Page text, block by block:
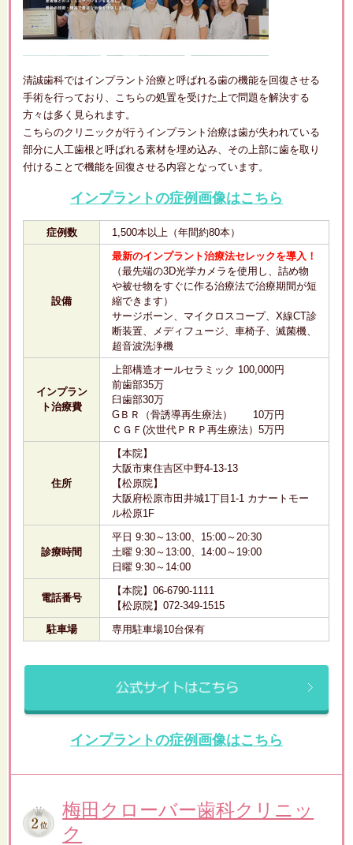
清誠歯科ではインプラント治療と呼ばれる歯の機能を回復させる
手術を行っており、こちらの処置を受けた上で問題を解決する
方々は多く見られます。
こちらのクリニックが行うインプラント治療は歯が失われている
部分に人工歯根と呼ばれる素材を埋め込み、その上部に歯を取り
付けることで機能を回復させる内容となっています。
インプラントの症例画像はこちら
症例数 1,500本以上（年間約80本）
設備
最新のインプラント治療法セレックを導入！
（最先端の3D光学カメラを使用し、詰め物
や被せ物をすぐに作る治療法で治療期間が短
縮できます）
サージボーン、マイクロスコープ、X線CT診
断装置、メディフュージ、車椅子、滅菌機、
超音波洗浄機
インプラン
ト治療費
上部構造オールセラミック 100,000円
前歯部35万
臼歯部30万
GＢＲ（骨誘導再生療法） 10万円
ＣＧＦ(次世代ＰＲＰ再生療法）5万円
住所
【本院】
大阪市東住吉区中野4-13-13
【松原院】
大阪府松原市田井城1丁目1-1 カナートモー
ル松原1F
診療時間
平日 9:30～13:00、15:00～20:30
土曜 9:30～13:00、14:00～19:00
日曜 9:30～14:00
電話番号
【本院】06-6790-1111
【松原院】072-349-1515
駐車場
専用駐車場10台保有
インプラントの症例画像はこちら
梅田クローバー歯科クリニッ
ク